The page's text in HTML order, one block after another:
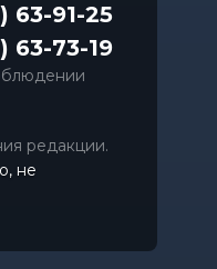
63-91-25
63-73-19
редакции.
не